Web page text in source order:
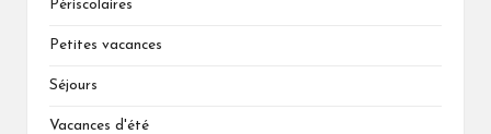
Périscolaires
Petites vacances
Séjours
Vacances d'été